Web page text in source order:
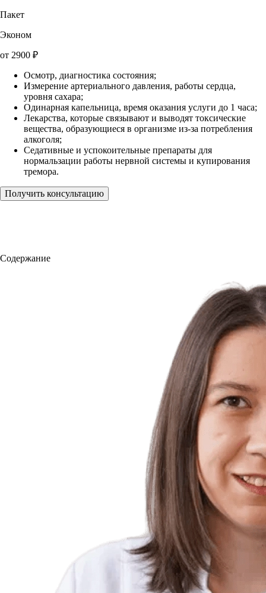
Пакет
Эконом
от 2900 ₽
Осмотр, диагностика состояния;
Измерение артериального давления, работы сердца,
уровня сахара;
Одинарная капельница, время оказания услуги до 1 часа;
Лекарства, которые связывают и выводят токсические
вещества, образующиеся в организме из-за потребления
алкоголя;
Седативные и успокоительные препараты для
нормальзации работы нервной системы и купирования
тремора.
Получить консультацию
Содержание